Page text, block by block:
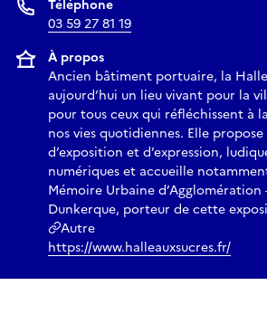
Téléphone
03 59 27 81 19
À propos
Ancien bâtiment portuaire, la Halle
aujourd’hui un lieu vivant pour la
pour tous ceux qui réfléchissent à
nos vies quotidiennes. Elle propose
d’exposition et d’expression,
numériques et accueille
Mémoire Urbaine d’Agglomération
Dunkerque, porteur de cette
Autre
https://www.halleauxsucres.fr/